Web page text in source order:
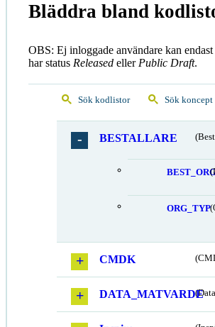
Bläddra bland
OBS: Ej inloggade användare kan
har status Released eller Public Draft.
Sök kodlistor Sök koncept
BESTALLARE
ORG_TYP
CMDK
DATA_MATVARDE